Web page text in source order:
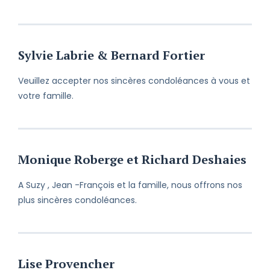
Sylvie Labrie & Bernard Fortier
Veuillez accepter nos sincères condoléances à vous et
votre famille.
Monique Roberge et Richard Deshaies
A Suzy , Jean -François et la famille, nous offrons nos
plus sincères condoléances.
Lise Provencher